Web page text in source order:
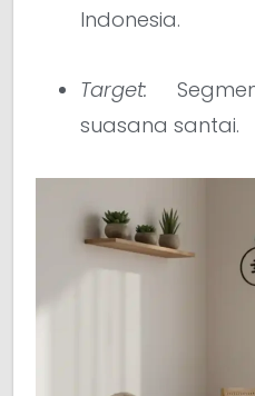
Indonesia.
Target:
suasana santai.